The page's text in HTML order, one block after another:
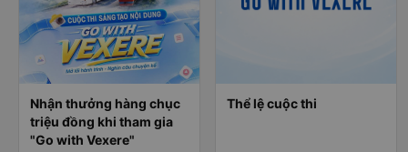
Nhận thưởng hàng chục
triệu đồng khi tham gia
"Go with Vexere"
Thể lệ cuộc thi